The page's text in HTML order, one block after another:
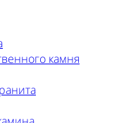
камня